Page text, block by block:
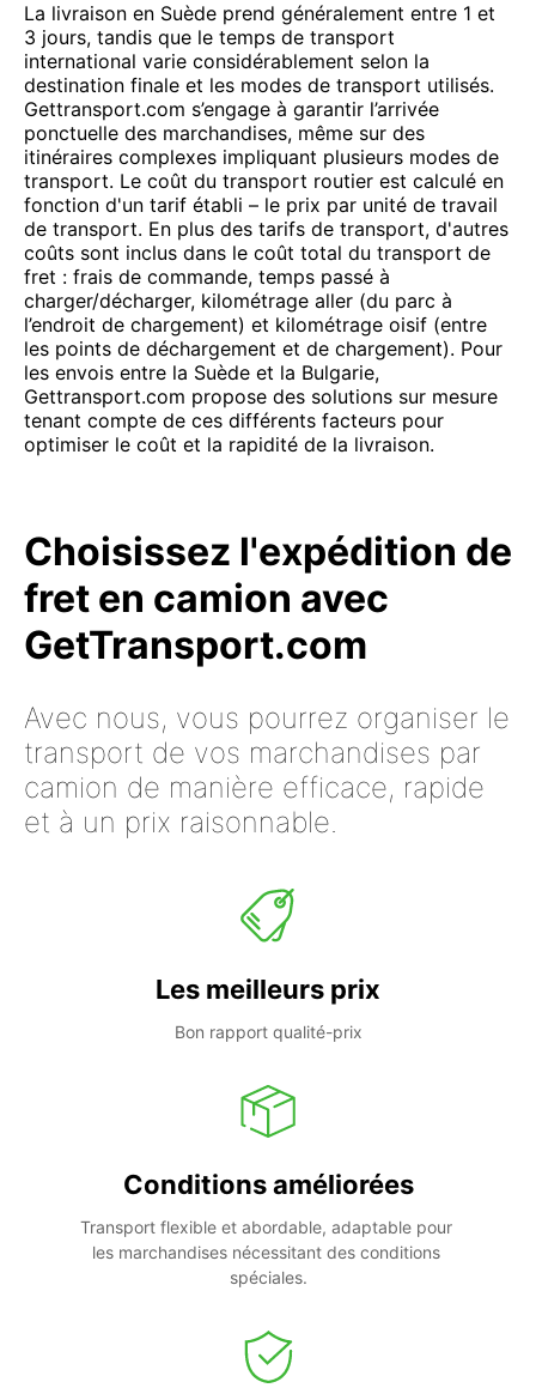
La livraison en Suède prend généralement entre 1 et
3 jours, tandis que le temps de transport
international varie considérablement selon la
destination finale et les modes de transport utilisés.
Gettransport.com s’engage à garantir l’arrivée
ponctuelle des marchandises, même sur des
itinéraires complexes impliquant plusieurs modes de
transport. Le coût du transport routier est calculé en
fonction d'un tarif établi – le prix par unité de travail
de transport. En plus des tarifs de transport, d'autres
coûts sont inclus dans le coût total du transport de
fret : frais de commande, temps passé à
charger/décharger, kilométrage aller (du parc à
l’endroit de chargement) et kilométrage oisif (entre
les points de déchargement et de chargement). Pour
les envois entre la Suède et la Bulgarie,
Gettransport.com propose des solutions sur mesure
tenant compte de ces différents facteurs pour
optimiser le coût et la rapidité de la livraison.
Choisissez l'expédition de
fret en camion avec
GetTransport.com
Avec nous, vous pourrez organiser le
transport de vos marchandises par
camion de manière efficace, rapide
et à un prix raisonnable.
Les meilleurs prix
Bon rapport qualité-prix
Conditions améliorées
Transport flexible et abordable, adaptable pour
les marchandises nécessitant des conditions
spéciales.